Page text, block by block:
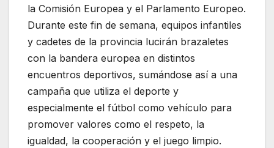
la Comisión Europea y el Parlamento Europeo.
Durante este fin de semana, equipos infantiles
y cadetes de la provincia lucirán brazaletes
con la bandera europea en distintos
encuentros deportivos, sumándose así a una
campaña que utiliza el deporte y
especialmente el fútbol como vehículo para
promover valores como el respeto, la
igualdad, la cooperación y el juego limpio.